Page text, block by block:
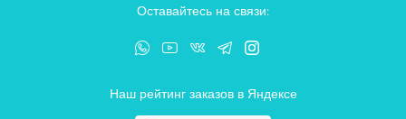
Оставайтесь на связи:
Наш рейтинг заказов в Яндексе